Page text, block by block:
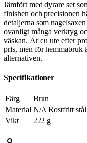
Jämfört med dyrare set
finishen och precisionen
detaljerna som
ovanligt många verktyg
väskan. Är du ute efter
pris, men för hemmabruk
alternativen.
Specifikationer
Färg
Brun
Material N/A Rostfritt stål
Vikt
222 g